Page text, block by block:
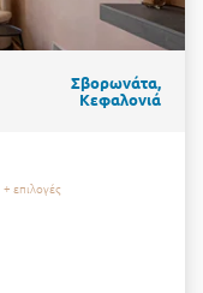
Σβορωνάτα,
Κεφαλονιά
+ επιλογές